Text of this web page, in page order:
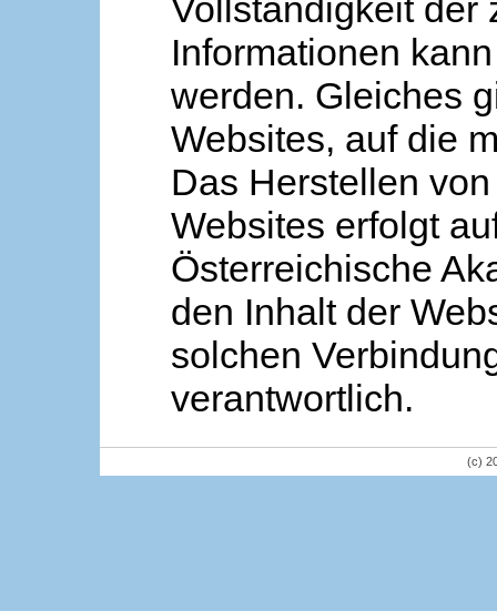
Vollständigkeit der
Informationen
werden. Gleiches
Websites, auf die
Das Herstellen
Websites erfolgt
Österreichische
den Inhalt der
solchen
verantwortlich.
(c)